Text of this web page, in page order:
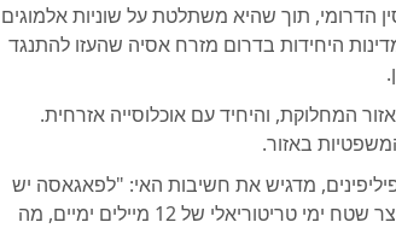
הדרומי, תוך שהיא משתלטת על שוניות אלמוגים
היחידות בדרום מזרח אסיה שהעזו להתנגד
המחלוקת, והיחיד עם אוכלוסייה אזרחית.
באזור.
מדגיש את חשיבות האי: "לפאגאסה יש
מסלול נחיתה, קהילה פיליפינית תושבת ודייגים. האי מייצר שטח ימי טריטוריאלי של 12 מיילים ימיים, מה